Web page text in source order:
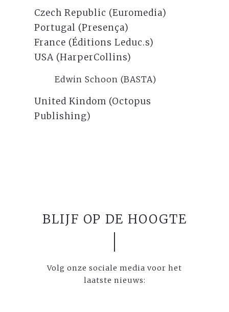
Czech Republic (Euromedia)
Portugal (Presença)
France (Éditions Leduc.s)
USA (HarperCollins)
Edwin Schoon (BASTA)
United Kindom (Octopus
Publishing)
BLIJF OP DE HOOGTE
Volg onze sociale media voor het
laatste nieuws: